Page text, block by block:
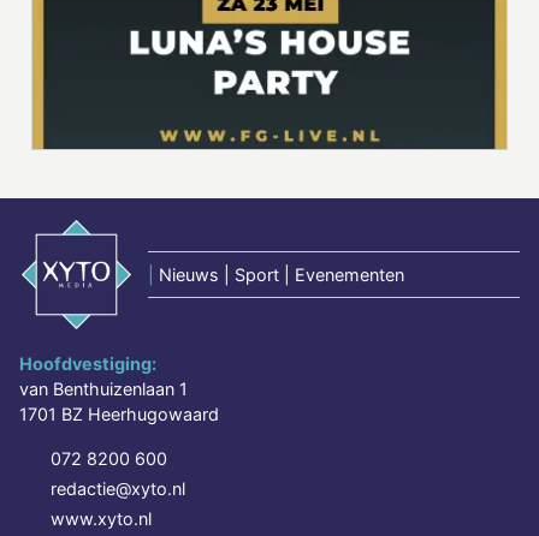
Nieuws | Sport | Evenementen
Hoofdvestiging:
van Benthuizenlaan 1
1701 BZ Heerhugowaard
072 8200 600
redactie@xyto.nl
www.xyto.nl